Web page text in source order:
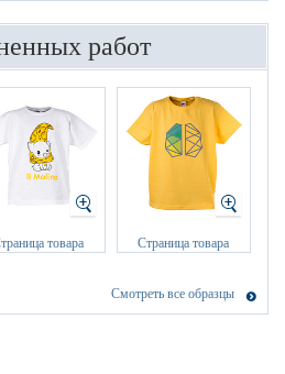
работ
товара Страница товара
Смотреть все образцы